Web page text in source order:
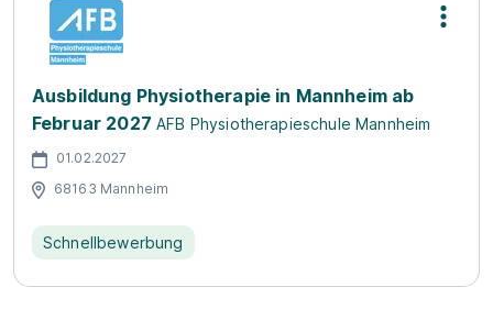
Ausbildung Physiotherapie in Mannheim ab
Februar 2027 AFB Physiotherapieschule Mannheim
01.02.2027
68163 Mannheim
Schnellbewerbung